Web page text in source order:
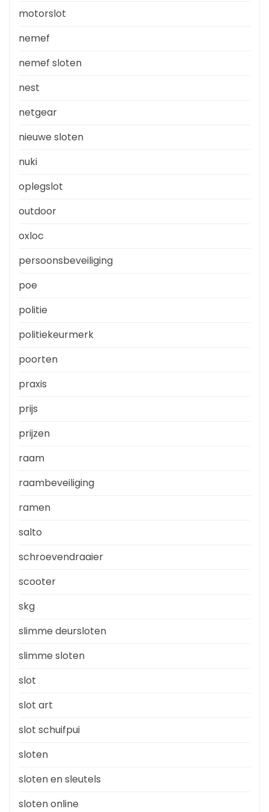
motorslot
nemef
nemef sloten
nest
netgear
nieuwe sloten
nuki
oplegslot
outdoor
oxloc
persoonsbeveiliging
poe
politie
politiekeurmerk
poorten
praxis
prijs
prijzen
raam
raambeveiliging
ramen
salto
schroevendraaier
scooter
skg
slimme deursloten
slimme sloten
slot
slot art
slot schuifpui
sloten
sloten en sleutels
sloten online